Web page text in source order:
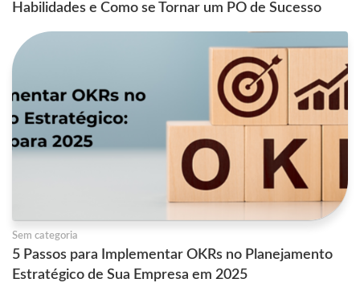
Habilidades e Como se Tornar um PO de Sucesso
Sem categoria
5 Passos para Implementar OKRs no Planejamento
Estratégico de Sua Empresa em 2025